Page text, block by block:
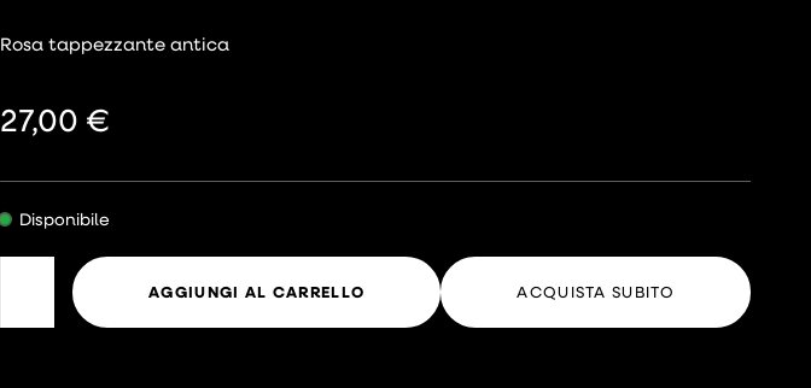
Rosa tappezzante antica
27,00 €
Disponibile
AGGIUNGI AL CARRELLO ACQUISTA SUBITO